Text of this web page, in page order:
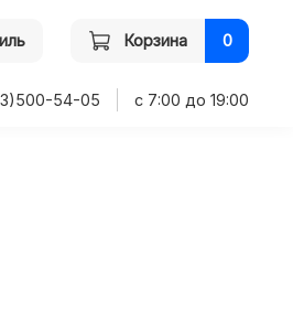
Корзина 0
54-05 с 7:00 до 19:00